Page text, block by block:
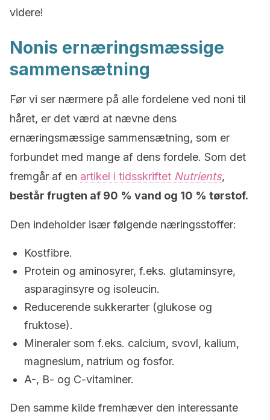
videre!
Nonis ernæringsmæssige
sammensætning
Før vi ser nærmere på alle fordelene ved noni til
håret, er det værd at nævne dens
ernæringsmæssige sammensætning, som er
forbundet med mange af dens fordele. Som det
fremgår af en artikel i tidsskriftet Nutrients,
består frugten af 90 % vand og 10 % tørstof.
Den indeholder især følgende næringsstoffer:
Kostfibre.
Protein og aminosyrer, f.eks. glutaminsyre,
asparaginsyre og isoleucin.
Reducerende sukkerarter (glukose og
fruktose).
Mineraler som f.eks. calcium, svovl, kalium,
magnesium, natrium og fosfor.
A-, B- og C-vitaminer.
Den samme kilde fremhæver den interessante